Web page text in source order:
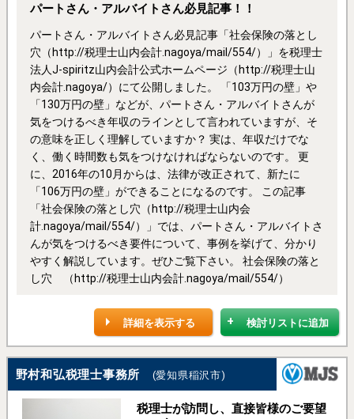
パートさん・アルバイトさん必見記事！！
パートさん・アルバイトさん必見記事「社会保険の落とし
穴（http://税理士山内会計.nagoya/mail/554/）」を税理士
法人J-spiritz山内会計公式ホームページ（http://税理士山
内会計.nagoya/）にて公開しました。 「103万円の壁」や
「130万円の壁」などが、パートさん・アルバイトさんが
気をつけるべき年収のラインとして言われていますが、そ
の意味を正しく理解していますか？ 実は、年収だけでな
く、働く時間数も気をつけなければならないのです。 更
に、2016年の10月からは、法律が改正されて、新たに
「106万円の壁」ができることになるのです。 この記事
「社会保険の落とし穴（http://税理士山内会
計.nagoya/mail/554/）」では、パートさん・アルバイトさ
んが気をつけるべき要件について、事例を挙げて、分かり
やすく解説しています。ぜひご覧下さい。 社会保険の落と
し穴 （http://税理士山内会計.nagoya/mail/554/）
検討リストに追加
詳細を表示する
野村和弘税理士事務所 (愛知県稲沢市)
税理士が訪問し、直接皆様のご要望